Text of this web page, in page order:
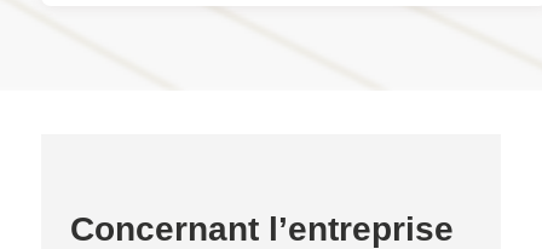
Concernant l’entreprise